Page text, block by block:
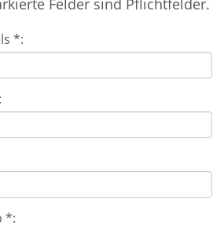
Felder sind Pflichtfelder.
*:
*: